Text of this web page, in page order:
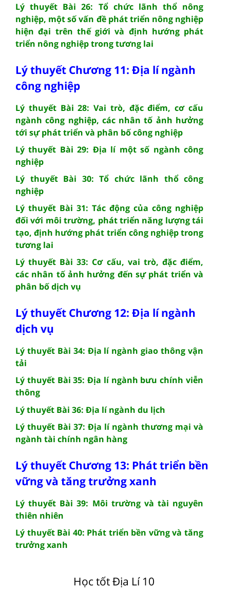
Lý thuyết Bài 26: Tổ chức lãnh thổ nông
nghiệp, một số vấn đề phát triển nông nghiệp
hiện đại trên thế giới và định hướng phát
triển nông nghiệp trong tương lai
Lý thuyết Chương 11: Địa lí ngành
công nghiệp
Lý thuyết Bài 28: Vai trò, đặc điểm, cơ cấu
ngành công nghiệp, các nhân tố ảnh hưởng
tới sự phát triển và phân bố công nghiệp
Lý thuyết Bài 29: Địa lí một số ngành công
nghiệp
Lý thuyết Bài 30: Tổ chức lãnh thổ công
nghiệp
Lý thuyết Bài 31: Tác động của công nghiệp
đối với môi trường, phát triển năng lượng tái
tạo, định hướng phát triển công nghiệp trong
tương lai
Lý thuyết Bài 33: Cơ cấu, vai trò, đặc điểm,
các nhân tố ảnh hưởng đến sự phát triển và
phân bố dịch vụ
Lý thuyết Chương 12: Địa lí ngành
dịch vụ
Lý thuyết Bài 34: Địa lí ngành giao thông vận
tải
Lý thuyết Bài 35: Địa lí ngành bưu chính viễn
thông
Lý thuyết Bài 36: Địa lí ngành du lịch
Lý thuyết Bài 37: Địa lí ngành thương mại và
ngành tài chính ngân hàng
Lý thuyết Chương 13: Phát triển bền
vững và tăng trưởng xanh
Lý thuyết Bài 39: Môi trường và tài nguyên
thiên nhiên
Lý thuyết Bài 40: Phát triển bền vững và tăng
trưởng xanh
Học tốt Địa Lí 10